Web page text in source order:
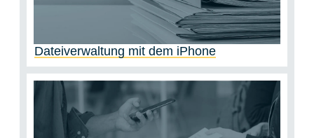
Dateiverwaltung mit dem iPhone